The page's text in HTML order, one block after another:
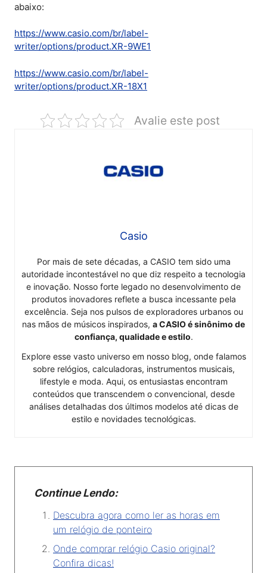
abaixo:
https://www.casio.com/br/label-
writer/options/product.XR-9WE1
https://www.casio.com/br/label-
writer/options/product.XR-18X1
Avalie este post
Casio
Por mais de sete décadas, a CASIO tem sido uma
autoridade incontestável no que diz respeito a tecnologia
e inovação. Nosso forte legado no desenvolvimento de
produtos inovadores reflete a busca incessante pela
excelência. Seja nos pulsos de exploradores urbanos ou
nas mãos de músicos inspirados, a CASIO é sinônimo de
confiança, qualidade e estilo.
Explore esse vasto universo em nosso blog, onde falamos
sobre relógios, calculadoras, instrumentos musicais,
lifestyle e moda. Aqui, os entusiastas encontram
conteúdos que transcendem o convencional, desde
análises detalhadas dos últimos modelos até dicas de
estilo e novidades tecnológicas.
Continue Lendo:
Descubra agora como ler as horas em
um relógio de ponteiro
Onde comprar relógio Casio original?
Confira dicas!